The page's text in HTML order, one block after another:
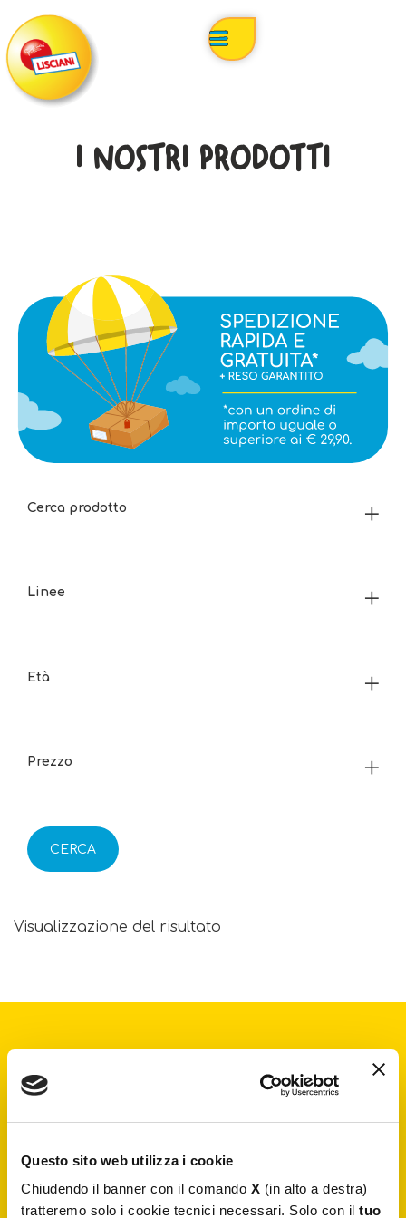
Questo sito web utilizza i cookie
Chiudendo il banner con il comando X (in alto a destra)
tratteremo solo i cookie tecnici necessari. Solo con il tuo
I NOSTRI PRODOTTI
Cerca prodotto
Linee
Età
Prezzo
CERCA
Visualizzazione del risultato
Iscriviti alla newsletter
sul tuo primo acquisto